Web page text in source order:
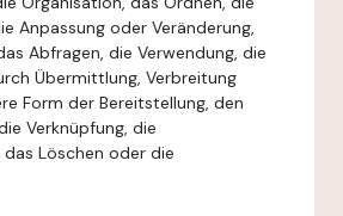
Anpassung oder Veränderung,
Abfragen, die Verwendung, die
Übermittlung, Verbreitung
Form der Bereitstellung, den
Verknüpfung, die
das Löschen oder die